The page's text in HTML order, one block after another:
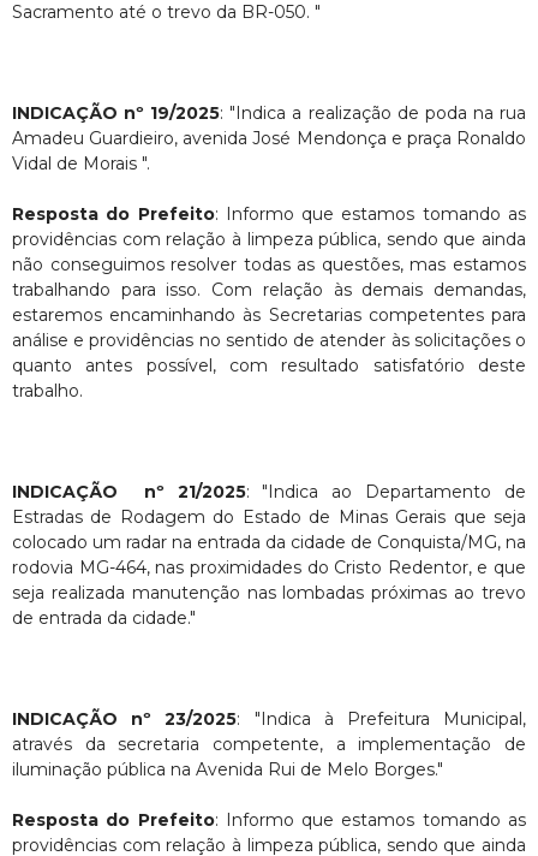
Sacramento até o trevo da BR-050. "
INDICAÇÃO nº 19/2025: "Indica a realização de poda na rua
Amadeu Guardieiro, avenida José Mendonça e praça Ronaldo
Vidal de Morais ".
Resposta do Prefeito: Informo que estamos tomando as
providências com relação à limpeza pública, sendo que ainda
não conseguimos resolver todas as questões, mas estamos
trabalhando para isso. Com relação às demais demandas,
estaremos encaminhando às Secretarias competentes para
análise e providências no sentido de atender às solicitações o
quanto antes possível, com resultado satisfatório deste
trabalho.
INDICAÇÃO nº 21/2025: "Indica ao Departamento de
Estradas de Rodagem do Estado de Minas Gerais que seja
colocado um radar na entrada da cidade de Conquista/MG, na
rodovia MG-464, nas proximidades do Cristo Redentor, e que
seja realizada manutenção nas lombadas próximas ao trevo
de entrada da cidade."
INDICAÇÃO nº 23/2025: "Indica à Prefeitura Municipal,
através da secretaria competente, a implementação de
iluminação pública na Avenida Rui de Melo Borges."
Resposta do Prefeito: Informo que estamos tomando as
providências com relação à limpeza pública, sendo que ainda